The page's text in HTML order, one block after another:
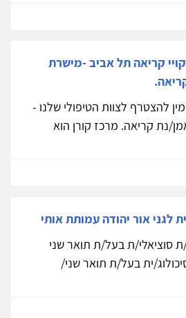
קריאה תל אביב -מישרת
להצטרף לצוות הטיפולי שלנו -
נת קריאה. מרכז קורן הוא
לגני אור יהודה עמותת אותי
סוציאלי/ת בעל/ת תואר שני
ית בעל/ת תואר שני/